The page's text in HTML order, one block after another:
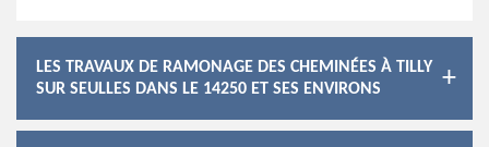
LES TRAVAUX DE RAMONAGE DES CHEMINÉES À TILLY
SUR SEULLES DANS LE 14250 ET SES ENVIRONS